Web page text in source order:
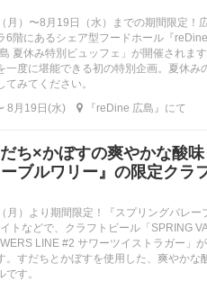
月）〜8月19日（水）までの期間限定！
6階にあるシェア型フードホール『
夏休み特別ビュッフェ」が開催されま
一度に堪能できる初の特別企画。夏休み
みてください。
8月19日(水)
『reDine 広島』にて
ち×かぼすの爽やかな酸
ブルワリー』の限定クラ
月）より期間限定！『スプリングバレー
トなどで、クラフトビール「SPRING
LINE #2 サワーツイストラガー」
。すだちとかぼすを使用した、爽やかな
す。